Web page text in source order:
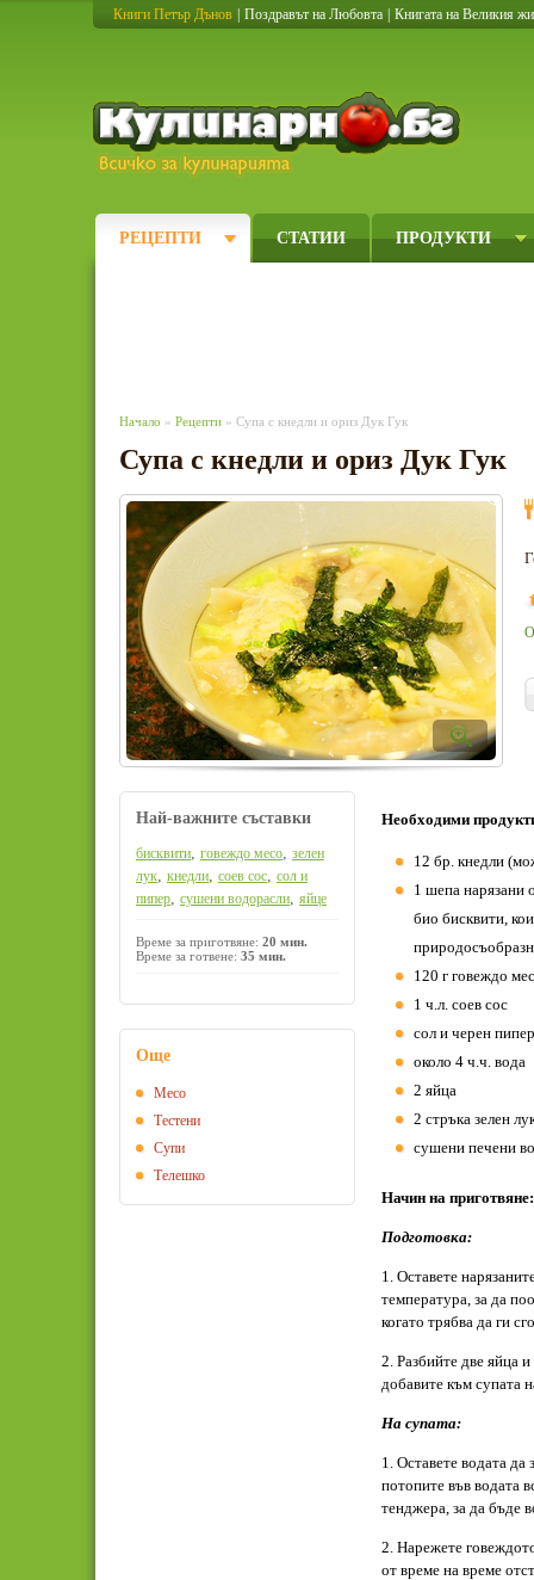
Книги Петър Дънов Поздравът на Любовта Книгата на Великия
РЕЦЕПТИ СТАТИИ ПРОДУКТИ
Начало » Рецепти » Супа с кнедли и ориз Дук Гук
Супа с кнедли и ориз Дук Гук
Необходими
12 бр. кнедли
1 шепа нарязани
био бисквити,
120 г говеждо
1 ч.л. соев сос
сол и черен пипер
около 4 ч.ч. вода
2 яйца
2 стръка зелен
сушени печени
Начин на приготвяне:
Подготовка:
1. Оставете
температура, за да
когато трябва да ги
2. Разбийте две яйца
добавите към супата
На супата:
1. Оставете водата
потопите във водата
тенджера, за да бъде
2. Нарежете
от време на време
Най-важните съставки
бисквити, говеждо месо, зелен
лук, кнедли, соев сос, сол и
пипер, сушени водорасли, яйце
Време за приготвяне: 20 мин.
Време за готвене: 35 мин.
Още
Месо
Тестени
Супи
Телешко